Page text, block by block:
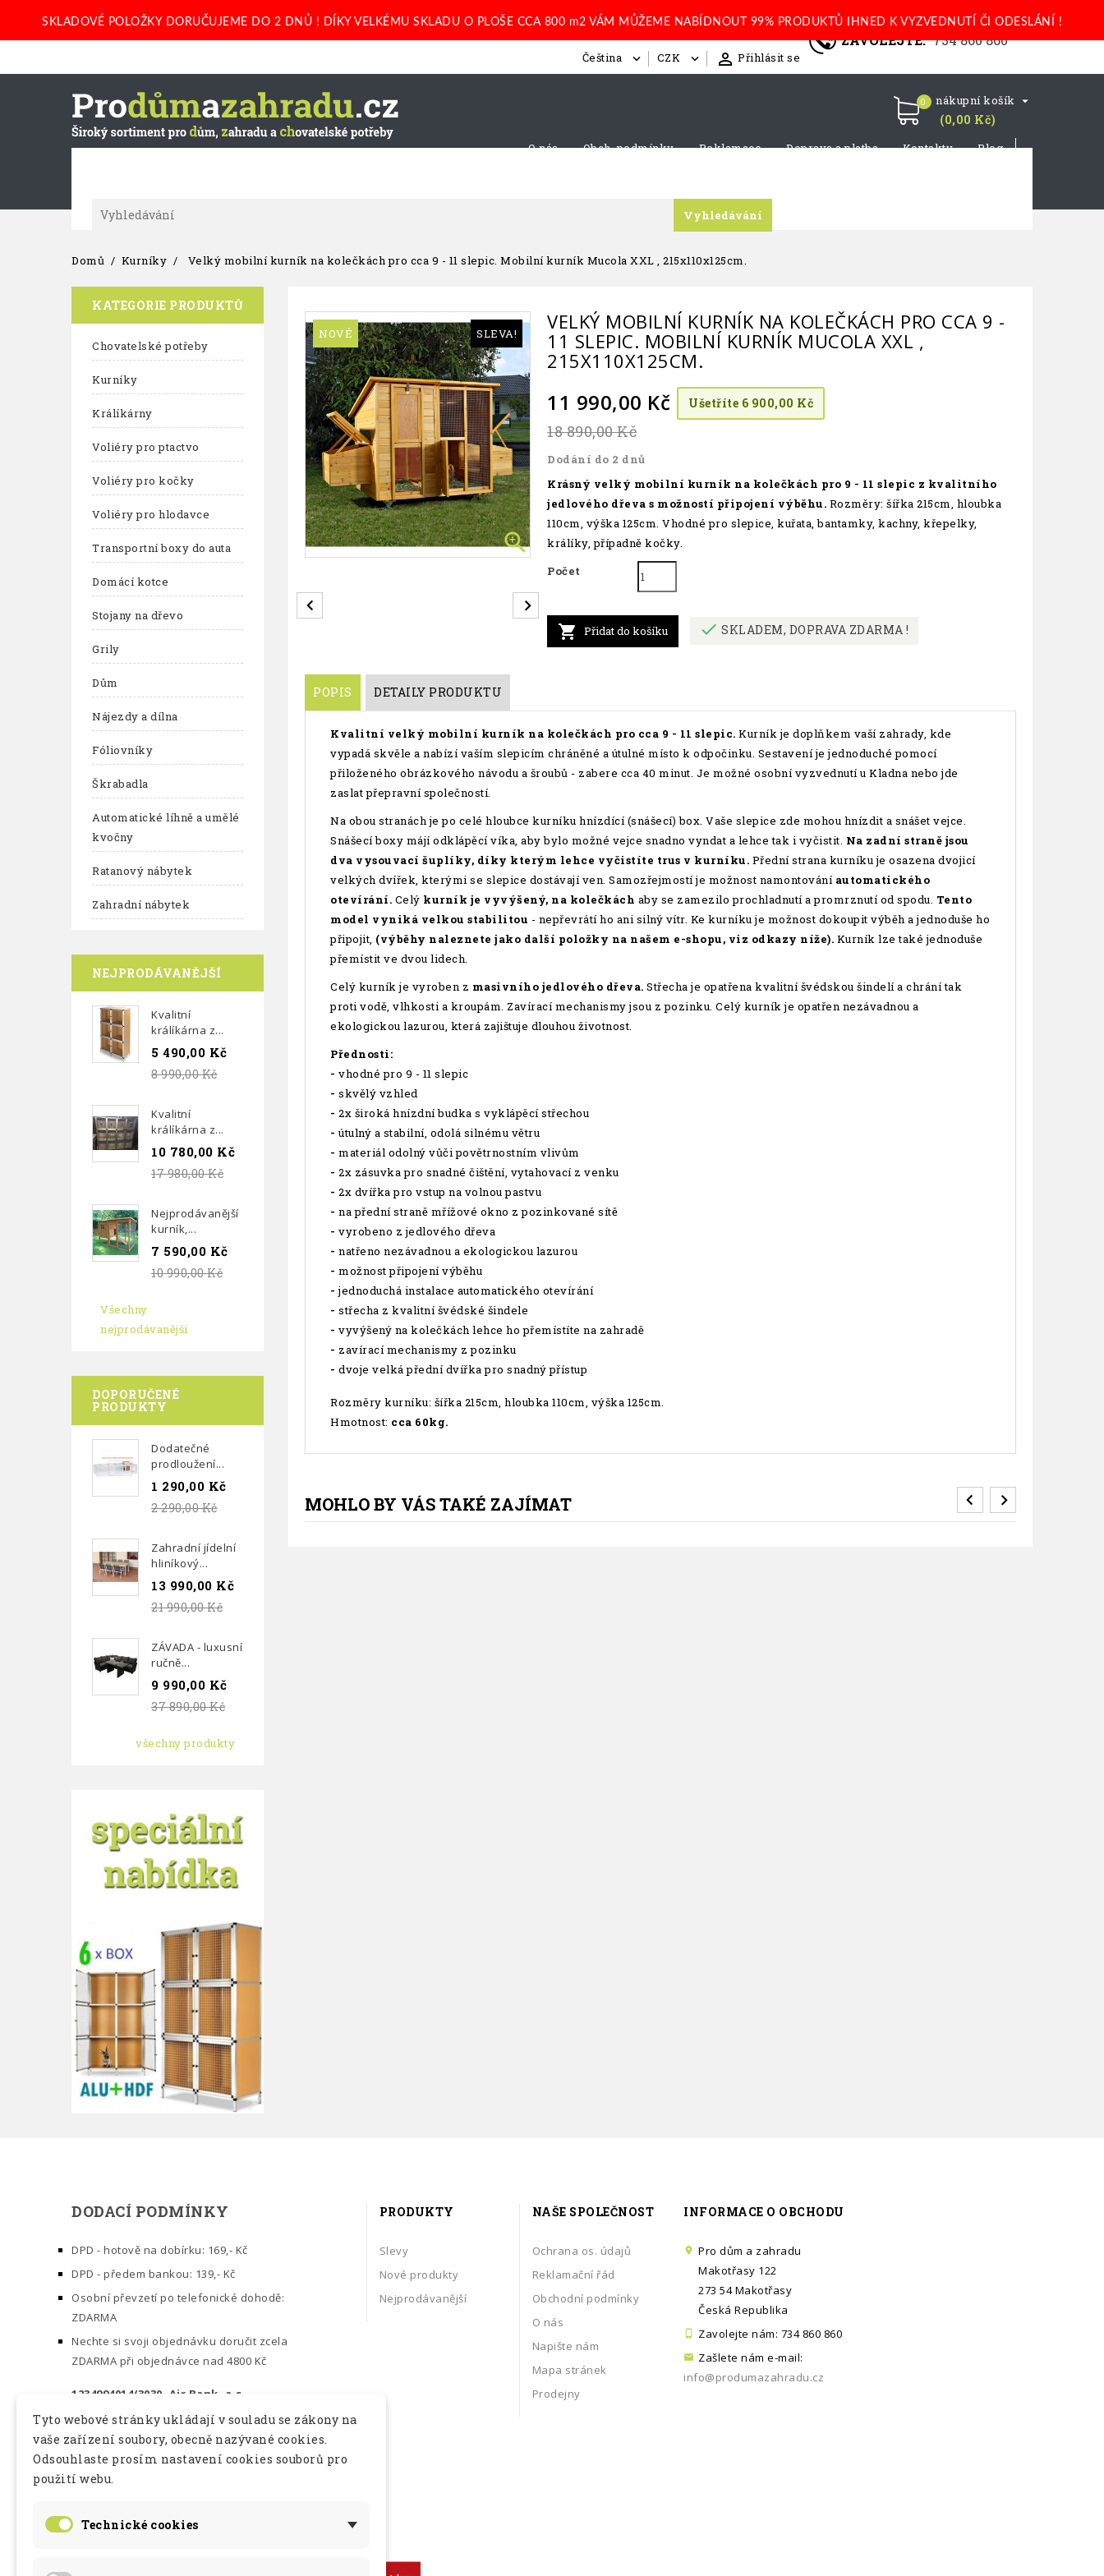
Čeština  CZK   Přihlásit se
ZAVOLEJTE: 734 860 860
0 nákupní košík 
(0,00 Kč)
O nás Obch. podmínky Reklamace Doprava a platba Kontakty Blog
Vyhledávání
Domů Kurníky Velký mobilní kurník na kolečkách pro cca 9 - 11 slepic. Mobilní kurník Mucola XXL , 215x110x125cm.
KATEGORIE PRODUKTŮ
Chovatelské potřeby
Kurníky
Králíkárny
Voliéry pro ptactvo
Voliéry pro kočky
Voliéry pro hlodavce
Transportní boxy do auta
Domácí kotce
Stojany na dřevo
Grily
Dům
Nájezdy a dílna
Fóliovníky
Škrabadla
Automatické líhně a umělé
kvočny
Ratanový nábytek
Zahradní nábytek
NEJPRODÁVANĚJŠÍ
Kvalitní
králíkárna z...
5 490,00 Kč
8 990,00 Kč
Kvalitní
králíkárna z...
10 780,00 Kč
17 980,00 Kč
Nejprodávanější
kurník,...
7 590,00 Kč
10 990,00 Kč
Všechny
nejprodávanější
DOPORUČENÉ
PRODUKTY
Dodatečné
prodloužení...
1 290,00 Kč
2 290,00 Kč
Zahradní jídelní
hliníkový...
13 990,00 Kč
21 990,00 Kč
ZÁVADA - luxusní
ručně...
9 990,00 Kč
37 890,00 Kč
všechny produkty
SLEVA!
NOVÉ

VELKÝ MOBILNÍ KURNÍK NA KOLEČKÁCH PRO CCA 9 -
11 SLEPIC. MOBILNÍ KURNÍK MUCOLA XXL ,
215X110X125CM.
18 890,00 Kč
11 990,00 Kč Ušetříte 6 900,00 Kč
Dodání do 2 dnů
Krásný velký mobilní kurník na kolečkách pro 9 - 11 slepic z kvalitního
jedlového dřeva s možností připojení výběhu. Rozměry: šířka 215cm, hloubka
110cm, výška 125cm. Vhodné pro slepice, kuřata, bantamky, kachny, křepelky,
králíky, případně kočky.
Počet
 Přidat do košíku  SKLADEM, DOPRAVA ZDARMA !
POPIS DETAILY PRODUKTU
Kvalitní velký mobilní kurník na kolečkách pro cca 9 - 11 slepic. Kurník je doplňkem vaší zahrady, kde
vypadá skvěle a nabízí vaším slepicím chráněné a útulné místo k odpočinku. Sestavení je jednoduché pomocí
přiloženého obrázkového návodu a šroubů - zabere cca 40 minut. Je možné osobní vyzvednutí u Kladna nebo jde
zaslat přepravní společností.
Na obou stranách je po celé hloubce kurníku hnízdící (snášecí) box. Vaše slepice zde mohou hnízdit a snášet vejce.
Snášecí boxy májí odklápěcí víka, aby bylo možné vejce snadno vyndat a lehce tak i vyčistit. Na zadní straně jsou
dva vysouvací šuplíky, díky kterým lehce vyčistíte trus v kurníku. Přední strana kurníku je osazena dvojicí
velkých dvířek, kterými se slepice dostávají ven. Samozřejmostí je možnost namontování automatického
otevírání. Celý kurník je vyvýšený, na kolečkách aby se zamezilo prochladnutí a promrznutí od spodu. Tento
model vyniká velkou stabilitou - nepřevrátí ho ani silný vítr. Ke kurníku je možnost dokoupit výběh a jednoduše ho
připojit, (výběhy naleznete jako další položky na našem e-shopu, viz odkazy níže). Kurník lze také jednoduše
přemístit ve dvou lidech.
Celý kurník je vyroben z masivního jedlového dřeva. Střecha je opatřena kvalitní švédskou šindelí a chrání tak
proti vodě, vlhkosti a kroupám. Zavírací mechanismy jsou z pozinku. Celý kurník je opatřen nezávadnou a
ekologickou lazurou, která zajištuje dlouhou životnost.
Přednosti:
- vhodné pro 9 - 11 slepic
- skvělý vzhled
- 2x široká hnízdní budka s vyklápěcí střechou
- útulný a stabilní, odolá silnému větru
- materiál odolný vůči povětrnostním vlivům
- 2x zásuvka pro snadné čištění, vytahovací z venku
- 2x dvířka pro vstup na volnou pastvu
- na přední straně mřížové okno z pozinkované sítě
- vyrobeno z jedlového dřeva
- natřeno nezávadnou a ekologickou lazurou
- možnost připojení výběhu
- jednoduchá instalace automatického otevírání
- střecha z kvalitní švédské šindele
- vyvýšený na kolečkách lehce ho přemístíte na zahradě
- zavírací mechanismy z pozinku
- dvoje velká přední dvířka pro snadný přístup
Rozměry kurníku: šířka 215cm, hloubka 110cm, výška 125cm.
Hmotnost: cca 60kg.
MOHLO BY VÁS TAKÉ ZAJÍMAT
DODACÍ PODMÍNKY
DPD - hotově na dobírku: 169,- Kč
DPD - předem bankou: 139,- Kč
Osobní převzetí po telefonické dohodě:
ZDARMA
Nechte si svoji objednávku doručit zcela
ZDARMA při objednávce nad 4800 Kč
1234994014/3030, Air Bank, a.s.
Podle zákona o evidenci tržeb je
prodávající povinen vystavit kupujícímu
účtenku. Zároveň je povinen zaevidovat
přijatou tržbu u správce daně online; v
nejpozději do 48 hodin.
PRODUKTY
Slevy
Nové produkty
Nejprodávanější
NAŠE SPOLEČNOST
Ochrana os. údajů
Reklamační řád
Obchodní podmínky
O nás
Napište nám
Mapa stránek
Prodejny
INFORMACE O OBCHODU
 Pro dům a zahradu
Makotřasy 122
273 54 Makotřasy
Česká Republika
 Zavolejte nám: 734 860 860
 Zašlete nám e-mail:
info@produmazahradu.cz
SKLADOVÉ POLOŽKY DORUČUJEME DO 2 DNŮ ! DÍKY VELKÉMU SKLADU O PLOŠE CCA 800 m2 VÁM MŮŽEME NABÍDNOUT 99% PRODUKTŮ IHNED K VYZVEDNUTÍ ČI ODESLÁNÍ !
Tyto webové stránky ukládají v souladu se zákony na
vaše zařízení soubory, obecně nazývané cookies.
Odsouhlaste prosím nastavení cookies souborů pro
použití webu.
Technické cookies